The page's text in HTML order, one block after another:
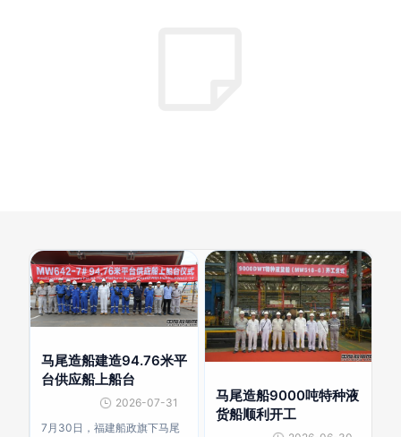
马尾造船建造94.76米平
台供应船上船台
2026-07-31
7月30日，福建船政旗下马尾
马尾造船9000吨特种液
货船顺利开工